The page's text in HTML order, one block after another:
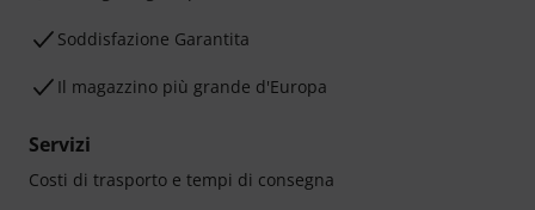
Soddisfazione Garantita
Il magazzino più grande d'Europa
Servizi
Costi di trasporto e tempi di consegna